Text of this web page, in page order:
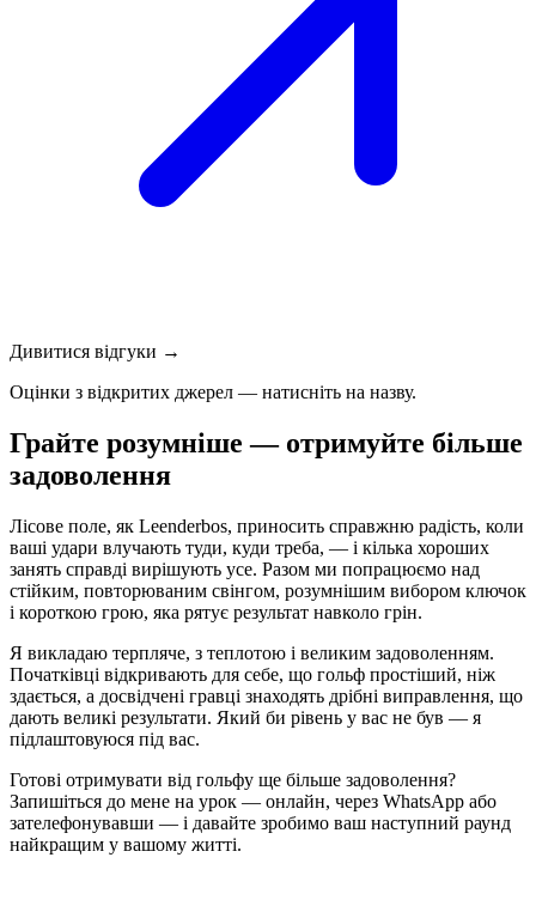
Дивитися відгуки →
Оцінки з відкритих джерел — натисніть на назву.
Грайте розумніше — отримуйте більше
задоволення
Лісове поле, як Leenderbos, приносить справжню радість, коли
ваші удари влучають туди, куди треба, — і кілька хороших
занять справді вирішують усе. Разом ми попрацюємо над
стійким, повторюваним свінгом, розумнішим вибором ключок
і короткою грою, яка рятує результат навколо грін.
Я викладаю терпляче, з теплотою і великим задоволенням.
Початківці відкривають для себе, що гольф простіший, ніж
здається, а досвідчені гравці знаходять дрібні виправлення, що
дають великі результати. Який би рівень у вас не був — я
підлаштовуюся під вас.
Готові отримувати від гольфу ще більше задоволення?
Запишіться до мене на урок — онлайн, через WhatsApp або
зателефонувавши — і давайте зробимо ваш наступний раунд
найкращим у вашому житті.